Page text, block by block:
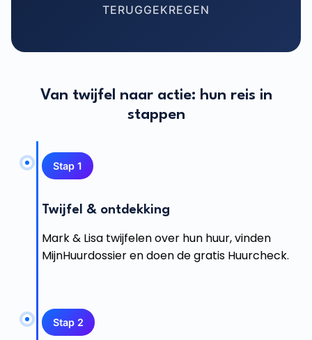
TERUGGEKREGEN
Van twijfel naar actie: hun reis in
stappen
Stap 1
Twijfel & ontdekking
Mark & Lisa twijfelen over hun huur, vinden
MijnHuurdossier en doen de gratis Huurcheck.
Stap 2